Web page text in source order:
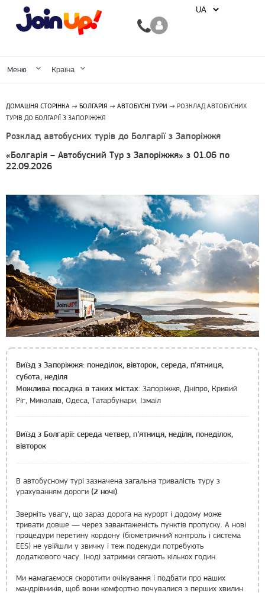
Меню Країна
ДОМАШНЯ СТОРІНКА → БОЛГАРІЯ → АВТОБУСНІ ТУРИ → РОЗКЛАД АВТОБУСНИХ
ТУРІВ ДО БОЛГАРІЇ З ЗАПОРІЖЖЯ
Розклад автобусних турів до Болгарії з Запоріжжя
«Болгарія – Автобусний Тур з Запоріжжя» з 01.06 по
22.09.2026
Виїзд з Запоріжжя: понеділок, вівторок, середа, п’ятниця,
субота, неділя
Можлива посадка в таких містах: Запоріжжя, Дніпро, Кривий
Ріг, Миколаїв, Одеса, Татарбунари, Ізмаїл
Виїзд з Болгарії: середа четвер, п’ятниця, неділя, понеділок,
вівторок
В автобусному турі зазначена загальна тривалість туру з
урахуванням дороги (2 ночі)
Зверніть увагу, що зараз дорога на курорт і додому може
тривати довше — через завантаженість пунктів пропуску. А нові
процедури перетину кордону (біометричний контроль і система
EES) не увійшли у звичку і теж подекуди потребують
додаткового часу. Іноді затримки сягають кількох годин.
Ми намагаємося скоротити очікування і подбати про наших
мандрівників, щоб вони комфортно почувалися з перших хвилин